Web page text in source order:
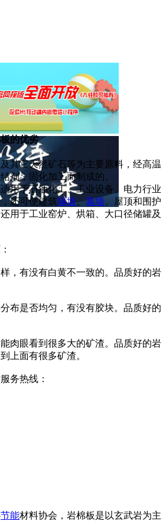
的优劣
其它天然矿石等为主要原料，经高温
剂，固化加工而制成的。
用于石油化工、工业设备、电力行业
还可使建筑隔墙、幕墙 、屋顶和围护
用于工业窑炉、烘箱、大口径储罐及
，有没有白黄不一致的。品质好的岩
布是否均匀，有没有胶块。品质好的
肉眼看到很多大的矿渣。品质好的岩
上面有很多矿渣。
务热线：
节能材料协会，岩棉板是以玄武岩为主